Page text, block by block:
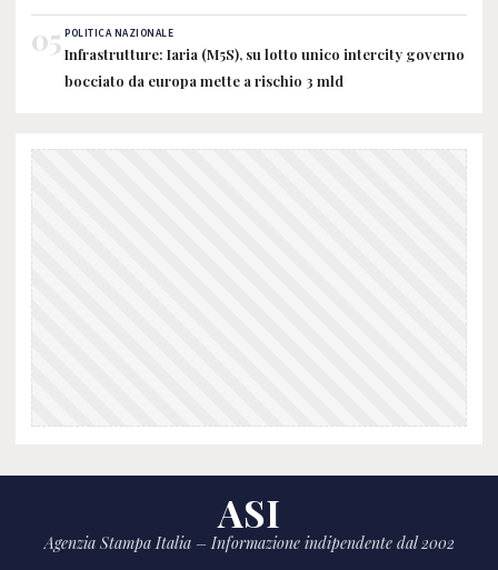
05 POLITICA NAZIONALE
Infrastrutture: Iaria (M5S), su lotto unico intercity governo
bocciato da europa mette a rischio 3 mld
ASI
Agenzia Stampa Italia – Informazione indipendente dal 2002